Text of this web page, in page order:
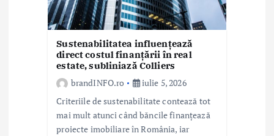
Sustenabilitatea influențează
direct costul finanțării în real
estate, subliniază Colliers
brandINFO.ro
iulie 5, 2026
Criteriile de sustenabilitate contează tot
mai mult atunci când băncile finanțează
proiecte imobiliare în România, iar